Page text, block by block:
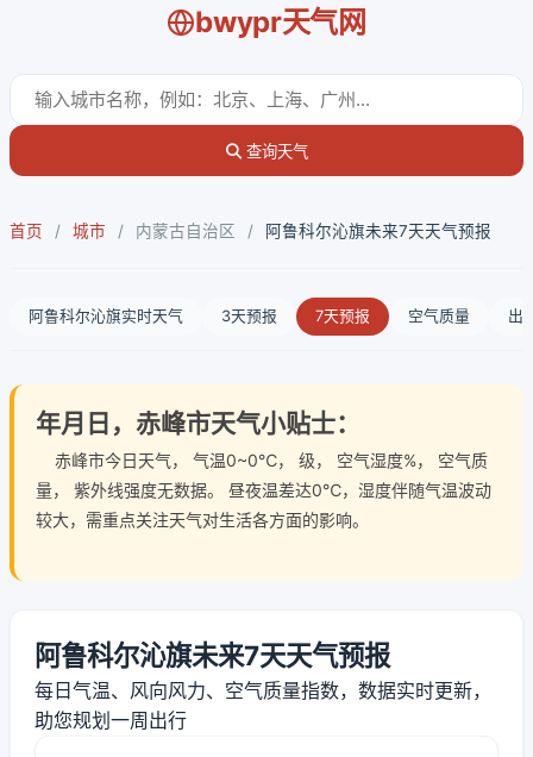
bwypr天气网
查询天气
首页 / 城市 / 内蒙古自治区 / 阿鲁科尔沁旗未来7天天气预报
阿鲁科尔沁旗实时天气 3天预报 7天预报 空气质量 出
年月日，赤峰市天气小贴士：
赤峰市今日天气， 气温0~0℃， 级， 空气湿度%， 空气质
量， 紫外线强度无数据。 昼夜温差达0℃，湿度伴随气温波动
较大，需重点关注天气对生活各方面的影响。
阿鲁科尔沁旗未来7天天气预报
每日气温、风向风力、空气质量指数，数据实时更新，
助您规划一周出行